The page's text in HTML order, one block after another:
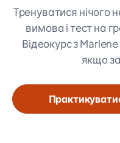
Тренуватися нічого
вимова і тест на
Відеокурс з
якщо